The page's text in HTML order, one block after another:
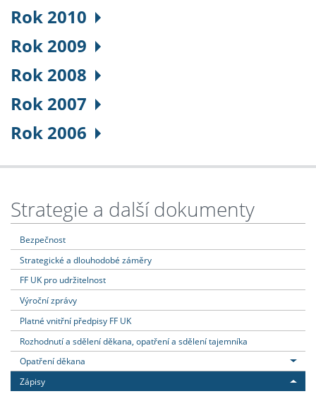
Rok 2010
Rok 2009
Rok 2008
Rok 2007
Rok 2006
Strategie a další dokumenty
Bezpečnost
Strategické a dlouhodobé záměry
FF UK pro udržitelnost
Výroční zprávy
Platné vnitřní předpisy FF UK
Rozhodnutí a sdělení děkana, opatření a sdělení tajemníka
Opatření děkana
Zápisy